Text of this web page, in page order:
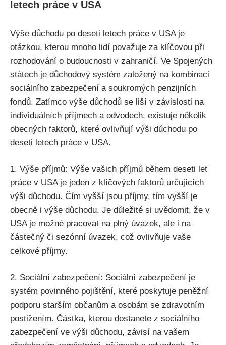
letech práce v USA
Výše důchodu po deseti letech práce v USA je
otázkou, kterou mnoho lidí považuje za klíčovou při
rozhodování o budoucnosti v zahraničí. Ve Spojených
státech je důchodový systém založený na kombinaci
sociálního zabezpečení a soukromých penzijních
fondů. Zatímco výše důchodů se liší v závislosti na
individuálních příjmech a odvodech, existuje několik
obecných faktorů, které ovlivňují výši důchodu po
deseti letech práce v USA.
1. Výše příjmů: Výše vašich příjmů během deseti let
práce v USA je jeden z klíčových faktorů určujících
výši důchodu. Čím vyšší jsou příjmy, tím vyšší je
obecně i výše důchodu. Je důležité si uvědomit, že v
USA je možné pracovat na plný úvazek, ale i na
částečný či sezónní úvazek, což ovlivňuje vaše
celkové příjmy.
2. Sociální zabezpečení: Sociální zabezpečení je
systém povinného pojištění, které poskytuje peněžní
podporu starším občanům a osobám se zdravotním
postižením. Částka, kterou dostanete z sociálního
zabezpečení ve výši důchodu, závisí na vašem